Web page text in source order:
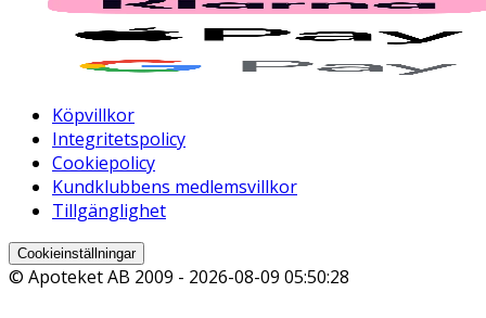
Köpvillkor
Integritetspolicy
Cookiepolicy
Kundklubbens medlemsvillkor
Tillgänglighet
Cookieinställningar
© Apoteket AB 2009 - 2026-08-09 05:50:28